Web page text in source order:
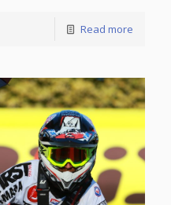
Read more